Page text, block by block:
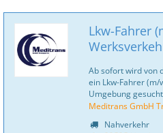
Lkw-Fahrer
Ab sofort wird von
ein Lkw-Fahrer
Umgebung
Meditrans GmbH
Nahverkehr